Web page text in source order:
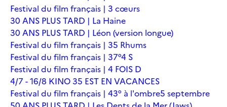
Festival du film français | 3 cœurs
30 ANS PLUS TARD | La Haine
30 ANS PLUS TARD | Léon (version longue)
Festival du film français | 35 Rhums
Festival du film français | 37°4 S
Festival du film français | 4 FOIS D
4/7 - 16/8 KINO 35 EST EN VACANCES
Festival du film français | 43° à l'ombre5 septembre